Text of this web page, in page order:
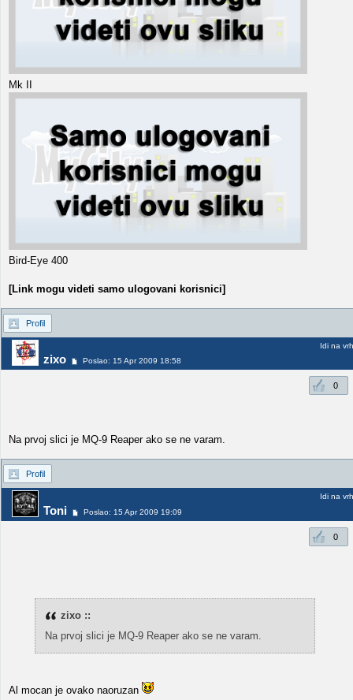
Mk II
Bird-Eye 400
[Link mogu videti samo ulogovani korisnici]
Profil
zixo Poslao: 15 Apr 2009 18:58
Idi na vrh
0
Na prvoj slici je MQ-9 Reaper ako se ne varam.
Profil
Toni Poslao: 15 Apr 2009 19:09
Idi na vrh
0
zixo ::
Na prvoj slici je MQ-9 Reaper ako se ne varam.
Al mocan je ovako naoruzan